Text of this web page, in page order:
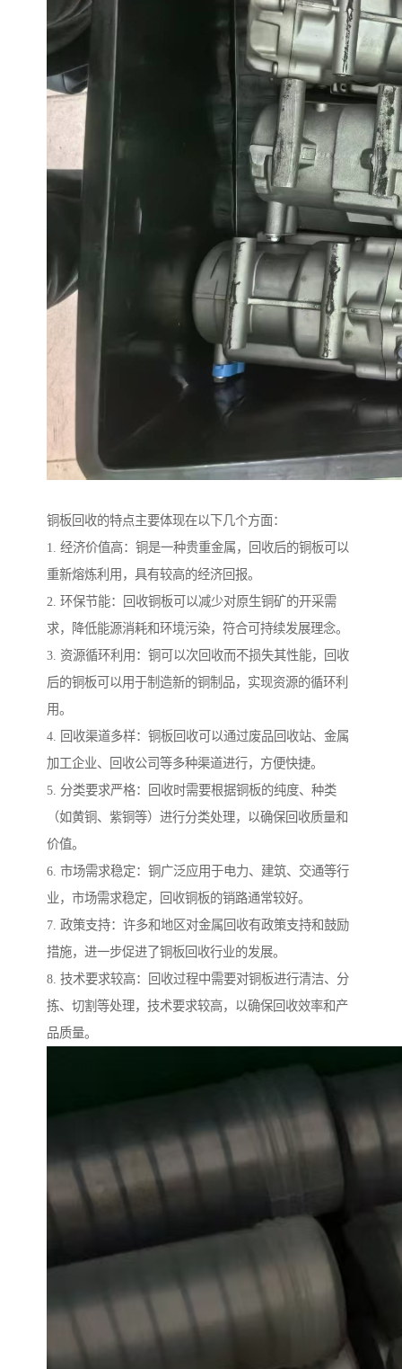
铜板回收的特点主要体现在以下几个方面：
1. 经济价值高：铜是一种贵重金属，回收后的铜板可以
重新熔炼利用，具有较高的经济回报。
2. 环保节能：回收铜板可以减少对原生铜矿的开采需
求，降低能源消耗和环境污染，符合可持续发展理念。
3. 资源循环利用：铜可以次回收而不损失其性能，回收
后的铜板可以用于制造新的铜制品，实现资源的循环利
用。
4. 回收渠道多样：铜板回收可以通过废品回收站、金属
加工企业、回收公司等多种渠道进行，方便快捷。
5. 分类要求严格：回收时需要根据铜板的纯度、种类
（如黄铜、紫铜等）进行分类处理，以确保回收质量和
价值。
6. 市场需求稳定：铜广泛应用于电力、建筑、交通等行
业，市场需求稳定，回收铜板的销路通常较好。
7. 政策支持：许多和地区对金属回收有政策支持和鼓励
措施，进一步促进了铜板回收行业的发展。
8. 技术要求较高：回收过程中需要对铜板进行清洁、分
拣、切割等处理，技术要求较高，以确保回收效率和产
品质量。